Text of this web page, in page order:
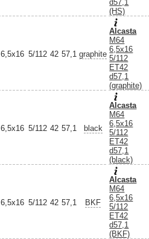
d57,1
(HS)
6,5x16 5/112 42 57,1 graphite
Alcasta
M64
6,5x16
5/112
ET42
d57,1
(graphite)
6,5x16 5/112 42 57,1 black
Alcasta
M64
6,5x16
5/112
ET42
d57,1
(black)
6,5x16 5/112 42 57,1 BKF
Alcasta
M64
6,5x16
5/112
ET42
d57,1
(BKF)